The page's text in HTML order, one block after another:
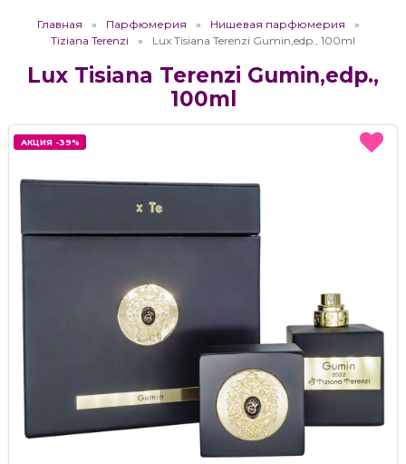
Главная Парфюмерия
Нишевая парфюмерия
Tiziana Terenzi
Lux Tisiana Terenzi Gumin,edp., 100ml
Lux Tisiana Terenzi Gumin,edp.,
100ml
АКЦИЯ -39%
АКЦИЯ -39%